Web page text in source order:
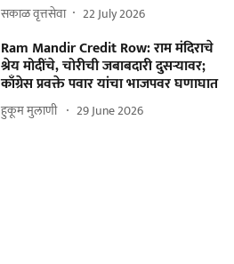
सकाळ वृत्तसेवा 22 July 2026
Ram Mandir Credit Row: राम मंदिराचे
श्रेय मोदींचे, चोरीची जबाबदारी दुसऱ्यावर;
काँग्रेस प्रवक्ते पवार यांचा भाजपवर घणाघात
हुकूम मुलाणी ​ 29 June 2026